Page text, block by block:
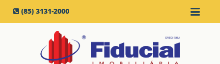
(85) 3131-2000